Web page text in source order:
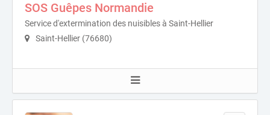
SOS Guêpes Normandie
Service d'extermination des nuisibles à Saint-Hellier
Saint-Hellier (76680)